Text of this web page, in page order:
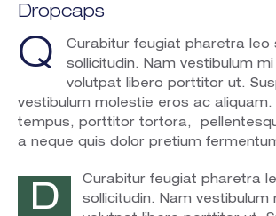
Dropcaps
Q
Curabitur feugiat pharetra leo
sollicitudin. Nam vestibulum
volutpat libero porttitor ut.
vestibulum molestie eros ac aliquam.
tempus, porttitor tortora,
a neque quis dolor pretium
D
Curabitur feugiat pharetra
sollicitudin. Nam vestibulum